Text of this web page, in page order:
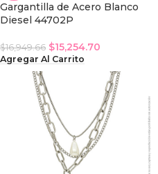
Gargantilla de Acero Blanco
Diesel 44702P
$16,949.66 $15,254.70
Agregar Al Carrito
3x2